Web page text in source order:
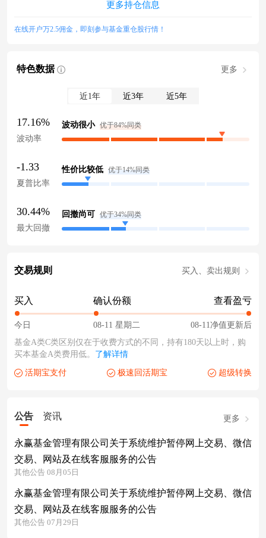
更多持仓信息
在线开户万2.5佣金，即刻参与基金重仓股行情！
特色数据 更多
近1年 近3年 近5年
17.16%
波动率
波动很小 优于84%同类
-1.33
夏普比率
性价比较低 优于14%同类
30.44%
最大回撤
回撤尚可 优于34%同类
交易规则 买入、卖出规则
买入
今日
确认份额
08-11 星期二
查看盈亏
08-11净值更新后
基金A类C类区别仅在于收费方式的不同，持有180天以上时，购
买本基金A类费用低。 了解详情
活期宝支付 极速回活期宝 超级转换
公告 资讯 更多
永赢基金管理有限公司关于系统维护暂停网上交易、微信
交易、网站及在线客服服务的公告
其他公告 08月05日
永赢基金管理有限公司关于系统维护暂停网上交易、微信
交易、网站及在线客服服务的公告
其他公告 07月29日